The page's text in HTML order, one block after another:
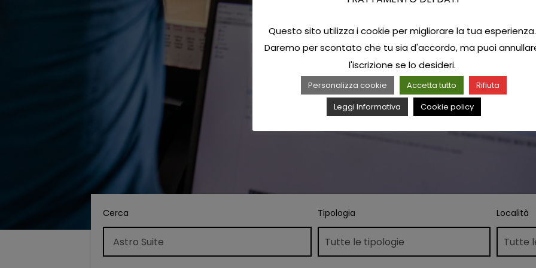
Cerca Tipologia Località
Questo sito utilizza i cookie per migliorare la tua esperienza.
Daremo per scontato che tu sia d'accordo, ma puoi
l'iscrizione se lo desideri.
Personalizza cookie Accetta tutto
Rifiuta
Leggi Informativa
Cookie policy